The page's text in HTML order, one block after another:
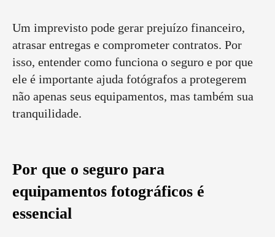
Um imprevisto pode gerar prejuízo financeiro,
atrasar entregas e comprometer contratos. Por
isso, entender como funciona o seguro e por que
ele é importante ajuda fotógrafos a protegerem
não apenas seus equipamentos, mas também sua
tranquilidade.
Por que o seguro para
equipamentos fotográficos é
essencial